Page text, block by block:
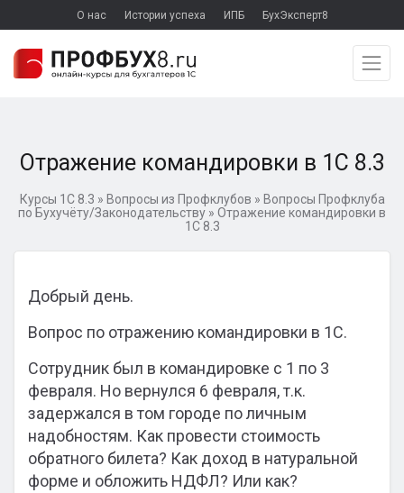
О нас Истории успеха ИПБ БухЭксперт8
Отражение командировки в 1С 8.3
Курсы 1С 8.3 » Вопросы из Профклубов » Вопросы Профклуба
по Бухучёту/Законодательству » Отражение командировки в
1С 8.3
Добрый день.
Вопрос по отражению командировки в 1С.
Сотрудник был в командировке с 1 по 3
февраля. Но вернулся 6 февраля, т.к.
задержался в том городе по личным
надобностям. Как провести стоимость
обратного билета? Как доход в натуральной
форме и обложить НДФЛ? Или как?